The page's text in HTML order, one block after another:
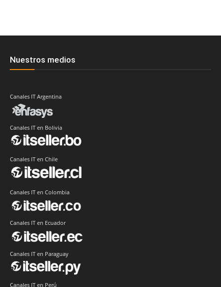
Nuestros medios
Canales IT Argentina
Canales IT en Bolivia
Canales IT en Chile
Canales IT en Colombia
Canales IT en Ecuador
Canales IT en Paraguay
Canales IT en Perú